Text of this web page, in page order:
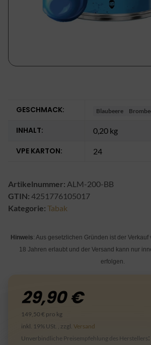
GESCHMACK: Blaubeere
INHALT: 0,20 kg
VPE KARTON: 24
Artikelnummer: ALM-200-BB
GTIN: 4251776105017
Kategorie: Tabak
Hinweis: Aus gesetzlichen Gründen ist der
18 Jahren erlaubt und der Versand kann nur
erfolgen.
29,90 €
149,50 € pro kg
inkl. 19% USt. , zzgl. Versand
Unverbindliche Preisempfehlung des Herstellers: